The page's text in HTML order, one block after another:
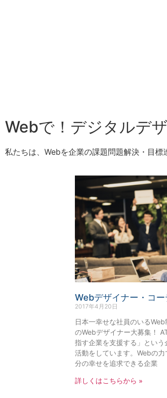
Webで！デジタルデ
私たちは、Webを企業の課題問題解決・目標
Webデザイナー・コー
2017年4月20日
日本一幸せな社員のいる
のWebデザイナー大募集！
指す企業を支援する」とい
活動をしています。Webの
分の幸せを追求できる企業
詳しくはこちらから »